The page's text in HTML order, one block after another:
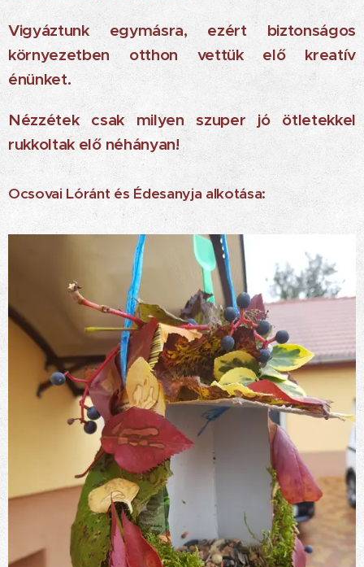
Vigyáztunk egymásra, ezért biztonságos
környezetben otthon vettük elő kreatív
énünket.
Nézzétek csak milyen szuper jó ötletekkel
rukkoltak elő néhányan!
Ocsovai Lóránt és Édesanyja alkotása: